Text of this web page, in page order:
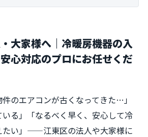
大家様へ｜冷暖房機器の入
心対応のプロにお任せくだ
件のエアコンが古くなってきた…」
いる」「なるべく早く、安心して冷
たい」——江東区の法人や大家様に